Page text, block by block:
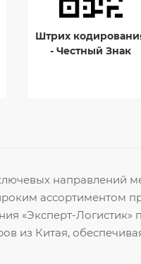
Штрих
- Честный Знак
направлений
ассортиментом
«Эксперт-Логистик»
из Китая,